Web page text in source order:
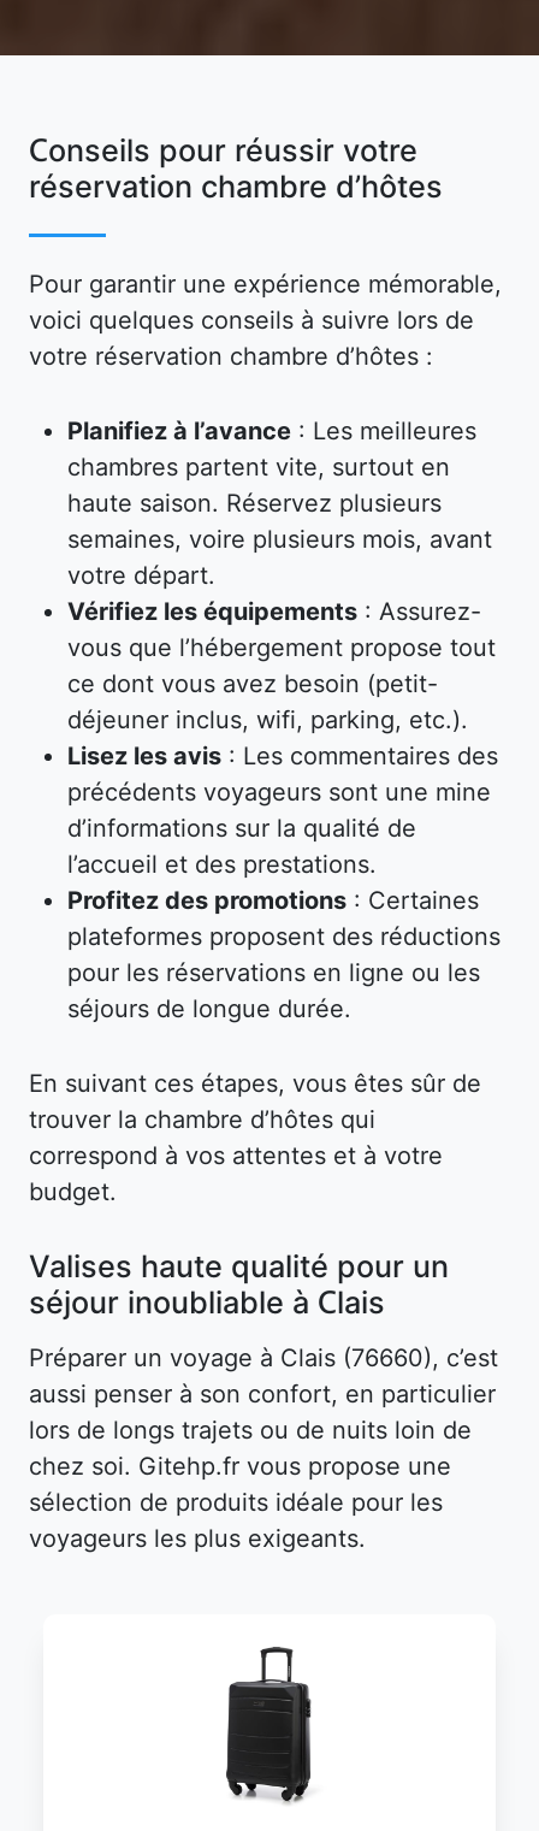
Conseils pour réussir votre
réservation chambre d’hôtes
Pour garantir une expérience mémorable,
voici quelques conseils à suivre lors de
votre réservation chambre d’hôtes :
Planifiez à l’avance : Les meilleures
chambres partent vite, surtout en
haute saison. Réservez plusieurs
semaines, voire plusieurs mois, avant
votre départ.
Vérifiez les équipements : Assurez-
vous que l’hébergement propose tout
ce dont vous avez besoin (petit-
déjeuner inclus, wifi, parking, etc.).
Lisez les avis : Les commentaires des
précédents voyageurs sont une mine
d’informations sur la qualité de
l’accueil et des prestations.
Profitez des promotions : Certaines
plateformes proposent des réductions
pour les réservations en ligne ou les
séjours de longue durée.
En suivant ces étapes, vous êtes sûr de
trouver la chambre d’hôtes qui
correspond à vos attentes et à votre
budget.
Valises haute qualité pour un
séjour inoubliable à Clais
Préparer un voyage à Clais (76660), c’est
aussi penser à son confort, en particulier
lors de longs trajets ou de nuits loin de
chez soi. Gitehp.fr vous propose une
sélection de produits idéale pour les
voyageurs les plus exigeants.